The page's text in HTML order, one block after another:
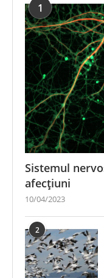
1
Sistemul
afecțiuni
10/04/2023
2